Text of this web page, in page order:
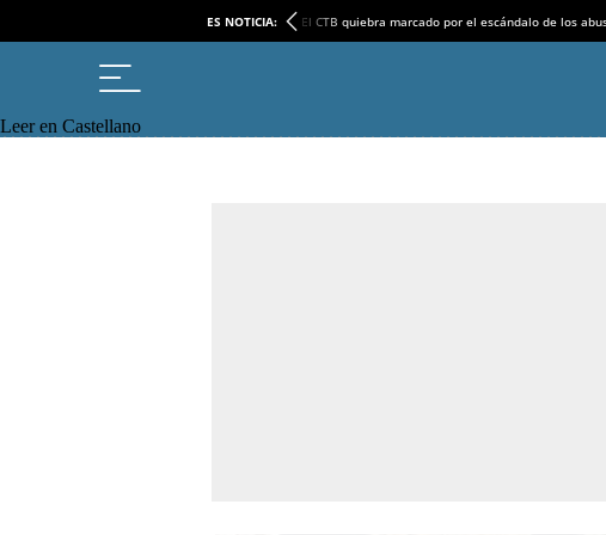
ES NOTICIA: El CTB quiebra marcado por el escándalo de los
Leer en Castellano